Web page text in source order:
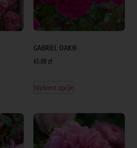
GABRIEL OAK®
65.00 zł
Wybierz opcje